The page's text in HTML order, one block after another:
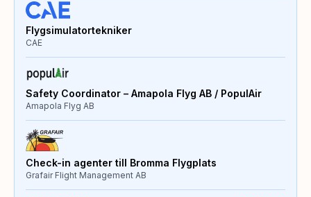
Flygsimulatortekniker
CAE
Safety Coordinator – Amapola Flyg AB / PopulAir
Amapola Flyg AB
Check-in agenter till Bromma Flygplats
Grafair Flight Management AB